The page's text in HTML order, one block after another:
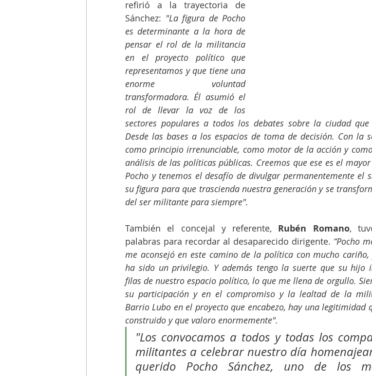
refirió a la trayectoria de
Sánchez: "La figura de Pocho
es determinante a la hora de
pensar el rol de la militancia
en el proyecto político que
representamos y que tiene una
enorme voluntad
transformadora. Él asumió el
rol de llevar la voz de los
sectores populares a todos los debates sobre la ciudad que
Desde las bases a los espacios de toma de decisión. Con la
como principio irrenunciable, como motor de la acción y
análisis de las políticas públicas. Creemos que ese es el
Pocho y tenemos el desafío de divulgar permanentemente el
su figura para que trascienda nuestra generación y se
del ser militante para siempre".
También el concejal y referente, Rubén Romano,
palabras para recordar al desaparecido dirigente. “Pocho
me aconsejó en este camino de la política con mucho
ha sido un privilegio. Y además tengo la suerte que su hijo
filas de nuestro espacio político, lo que me llena de orgullo.
su participación y en el compromiso y la lealtad de la
Barrio Lubo en el proyecto que encabezo, hay una legitimidad
construido y que valoro enormemente".
"Los convocamos a todos y todas los
militantes a celebrar nuestro día
querido Pocho Sánchez, uno de los